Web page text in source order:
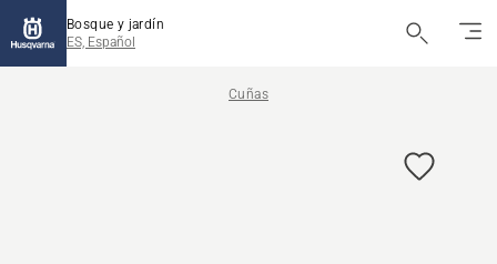
Bosque y jardín
ES, Español
Cuñas